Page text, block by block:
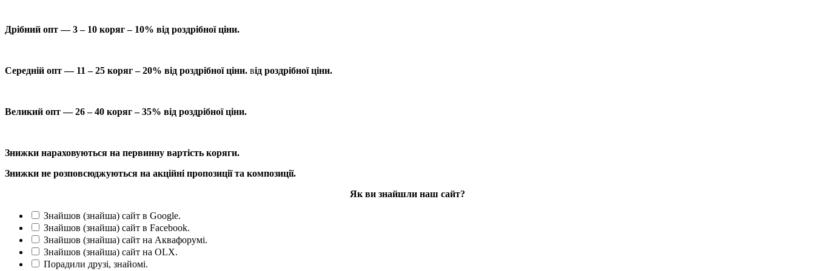
Дрібний опт — 3 – 10 коряг – 10% від роздрібної ціни.
Середній опт — 11 – 25 коряг – 20% від роздрібної ціни. від роздрібної ціни.
Великий опт — 26 – 40 коряг – 35% від роздрібної ціни.
Знижки нараховуються на первинну вартість коряги.
Знижки не розповсюджуються на акційні пропозиції та композиції.
Як ви знайшли наш сайт?
Знайшов (знайша) сайт в Google.
Знайшов (знайша) сайт в Facebook.
Знайшов (знайша) сайт на Аквафорумі.
Знайшов (знайша) сайт на OLX.
Порадили друзі, знайомі.